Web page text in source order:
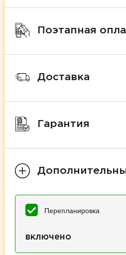
Поэтапная
Доставка
Гарантия
Перепланировка
включено